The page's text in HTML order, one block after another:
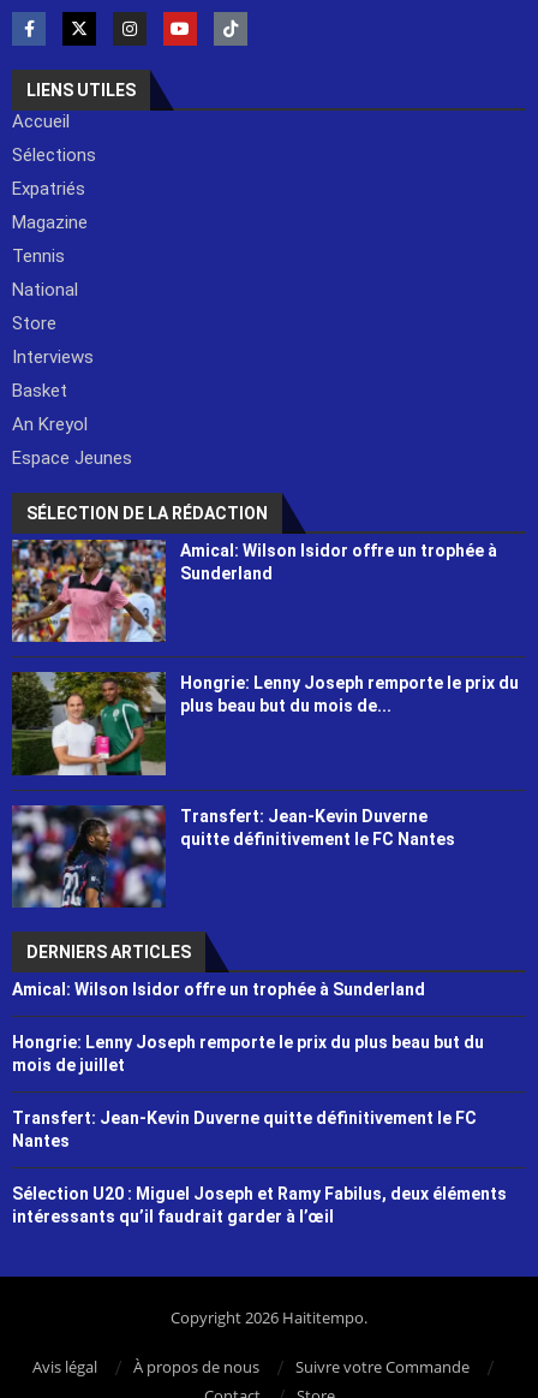
LIENS UTILES
Accueil
Sélections
Expatriés
Magazine
Tennis
National
Store
Interviews
Basket
An Kreyol
Espace Jeunes
SÉLECTION DE LA RÉDACTION
Amical: Wilson Isidor offre un trophée à
Sunderland
Hongrie: Lenny Joseph remporte le prix du
plus beau but du mois de...
Transfert: Jean-Kevin Duverne
quitte définitivement le FC Nantes
DERNIERS ARTICLES
Amical: Wilson Isidor offre un trophée à Sunderland
Hongrie: Lenny Joseph remporte le prix du plus beau but du
mois de juillet
Transfert: Jean-Kevin Duverne quitte définitivement le FC
Nantes
Sélection U20 : Miguel Joseph et Ramy Fabilus, deux éléments
intéressants qu’il faudrait garder à l’œil
Copyright 2026 Haititempo.
Avis légal À propos de nous
Suivre votre Commande